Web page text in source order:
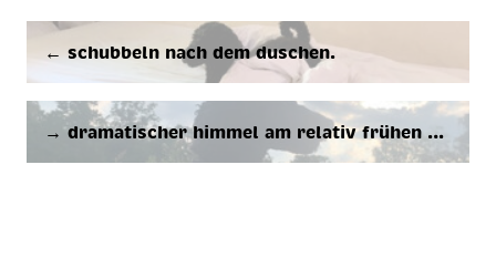
← schub­beln nach dem du­schen.
→ dra­ma­ti­scher him­mel am re­la­tiv frü­hen …